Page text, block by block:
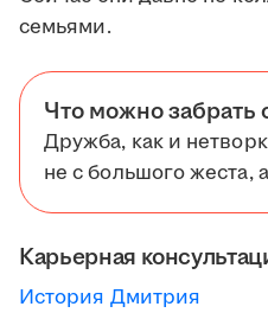
семьями.
Что можно забрать
Дружба, как и
не с большого жеста,
Карьерная
История Дмитрия